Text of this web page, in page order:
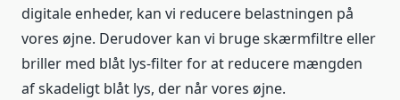
digitale enheder, kan vi reducere belastningen på
vores øjne. Derudover kan vi bruge skærmfiltre eller
briller med blåt lys-filter for at reducere mængden
af skadeligt blåt lys, der når vores øjne.